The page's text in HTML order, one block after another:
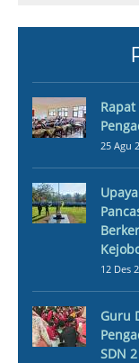
25 Agu
12 Des
Guru
SDN